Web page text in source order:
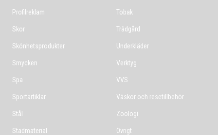
Profilreklam
Skor
Skönhetsprodukter
Smycken
Spa
Sportartiklar
Stål
Städmaterial
Tobak
Trädgård
Underkläder
Verktyg
VVS
Väskor och resetillbehör
Zoologi
Övrigt